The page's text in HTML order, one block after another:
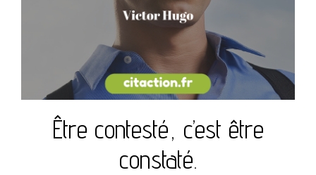
Être contesté, c’est être
constaté.